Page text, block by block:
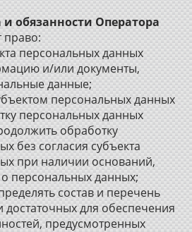
обязанности Оператора
право:
персональных данных
и/или документы,
данные;
персональных данных
персональных данных
обработку
без согласия субъекта
при наличии оснований,
персональных данных;
состав и перечень
для обеспечения
предусмотренных